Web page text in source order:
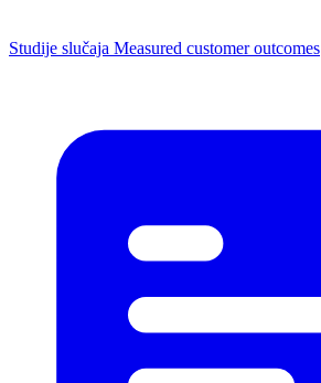
Studije slučaja Measured customer outcomes